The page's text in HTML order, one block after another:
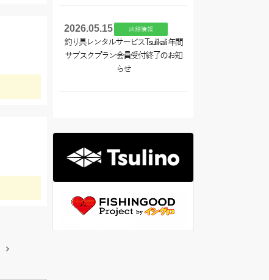
2026.05.15 店舗情報
釣り具レンタルサービスTsulikali 年間
サブスクプラン会員受付終了のお知
らせ